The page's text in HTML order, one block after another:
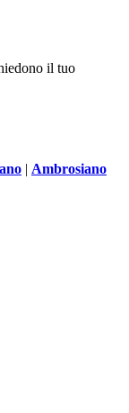
il tuo
| Ambrosiano